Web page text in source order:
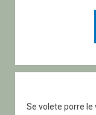
Se volete porre